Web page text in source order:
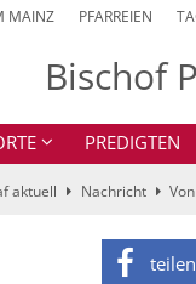
MAINZ PFARREIEN
Bischof
PREDIGTEN
aktuell Nachricht
teilen